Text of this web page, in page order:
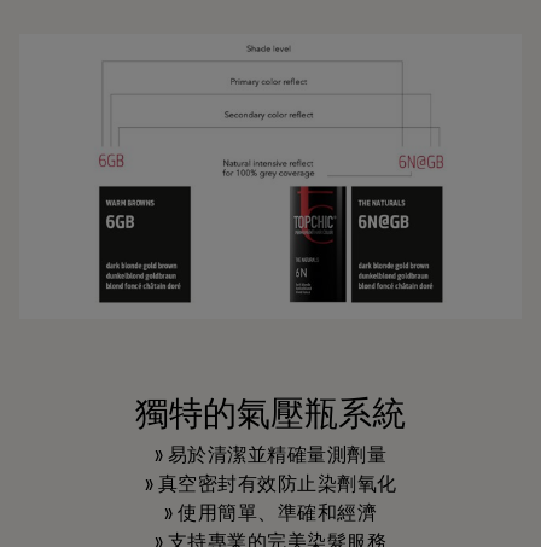
獨特的氣壓瓶系統
» 易於清潔並精確量測劑量
» 真空密封有效防止染劑氧化
» 使用簡單、準確和經濟